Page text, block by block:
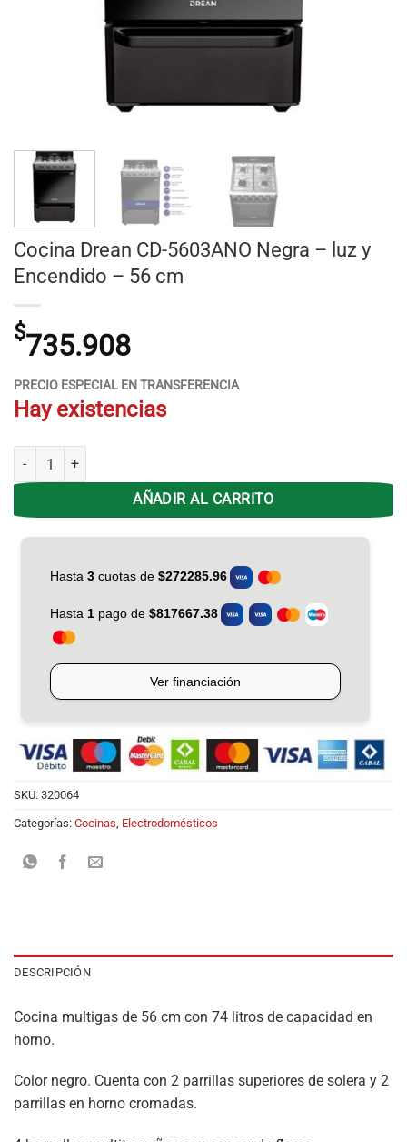
Cocina Drean CD-5603ANO Negra – luz y
Encendido – 56 cm
$735.908
PRECIO ESPECIAL EN TRANSFERENCIA
Hay existencias
Cocina Drean CD-5603ANO Negra - luz y Encendido - 56 cm cantidad
AÑADIR AL CARRITO
SKU: 320064
Categorías: Cocinas Electrodomésticos
DESCRIPCIÓN
Cocina multigas de 56 cm con 74 litros de capacidad en
horno.
Color negro. Cuenta con 2 parrillas superiores de solera y 2
parrillas en horno cromadas.